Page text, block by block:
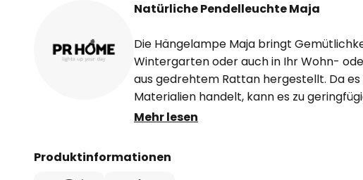
Natürliche Pendelleuchte Maja
Die Hängelampe Maja bringt
Wintergarten oder auch in Ihr Wohn-
aus gedrehtem Rattan hergestellt. Da
Materialien handelt, kann es zu
Größenabweichungen kommen,
Mehr lesen
Produktinformationen